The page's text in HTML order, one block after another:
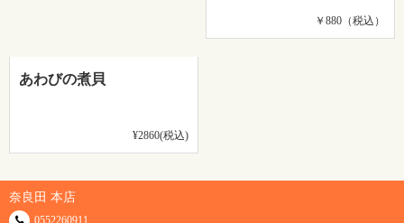
￥880（税込）
あわびの煮貝
¥2860(税込)
奈良田 本店
0552260911